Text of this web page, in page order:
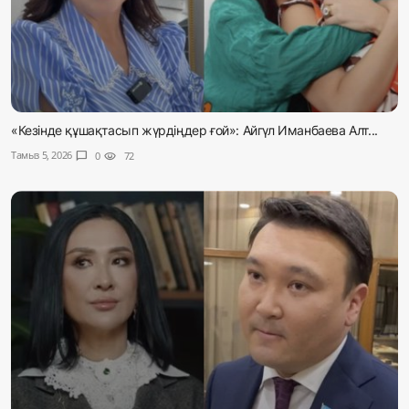
«Кезінде құшақтасып жүрдіңдер ғой»: Айгүл Иманбаева Алт...
Тамыз 5, 2026 chat_bubble 0 visibility 72